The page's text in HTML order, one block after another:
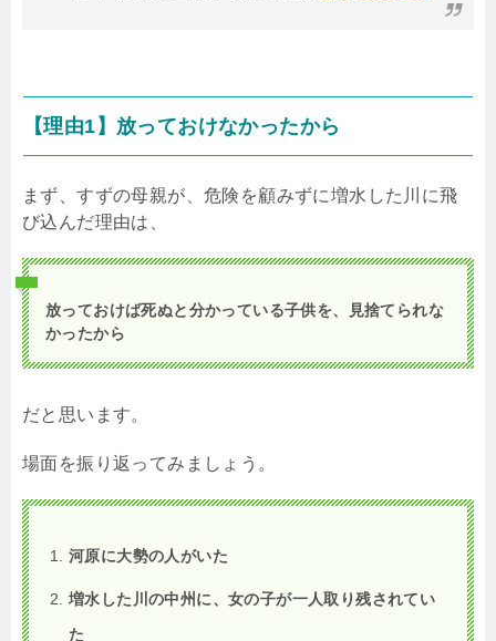
【理由1】放っておけなかったから
まず、すずの母親が、危険を顧みずに増水した川に飛
び込んだ理由は、
放っておけば死ぬと分かっている子供を、見捨てられな
かったから
だと思います。
場面を振り返ってみましょう。
河原に大勢の人がいた
増水した川の中州に、女の子が一人取り残されてい
た